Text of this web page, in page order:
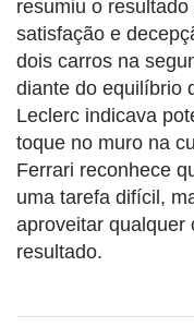
resumiu o
satisfação e
dois carros na
diante do equilíbrio
Leclerc indicava
toque no muro na
Ferrari reconhece
uma tarefa difícil,
aproveitar qualquer
resultado.